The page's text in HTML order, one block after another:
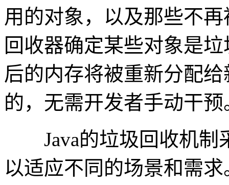
用的对象，以及那些不
回收器确定某些对象是
后的内存将被重新分配
的，无需开发者手动干预
Java的垃圾回收机制
以适应不同的场景和需